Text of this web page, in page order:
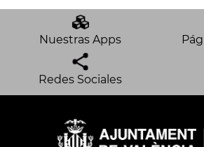
Nuestras Apps
Redes Sociales